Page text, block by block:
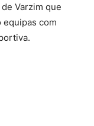
Varzim que
equipas com